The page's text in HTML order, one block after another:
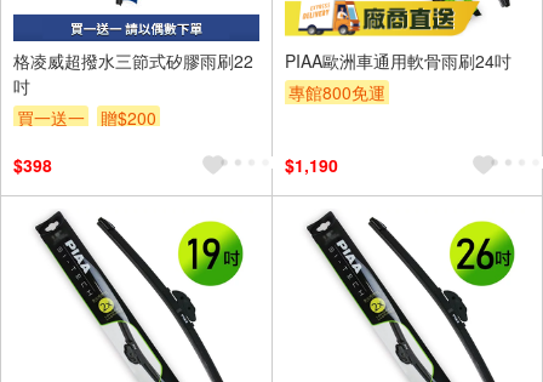
格凌威超撥水三節式矽膠雨刷22
吋
買一送一
贈$200
$398
PIAA歐洲車通用軟骨雨刷24吋
專館800免運
$1,190